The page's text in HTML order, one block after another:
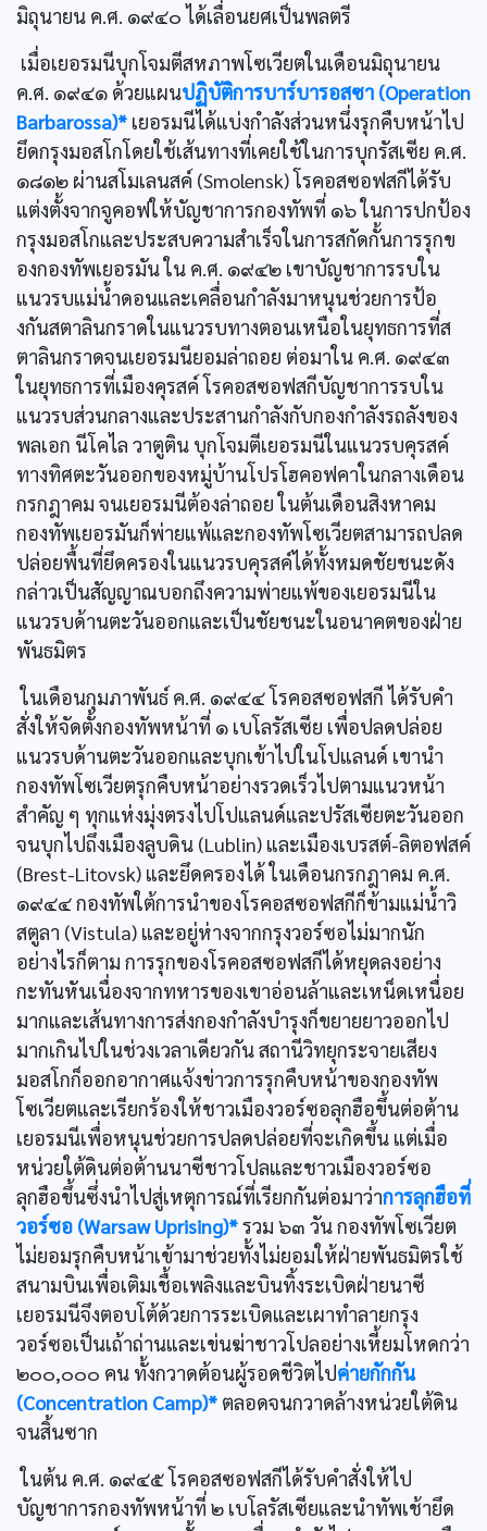
มิถุนายน ค.ศ. ๑๙๔๐ ได้เลื่อนยศเป็นพลตรี
เมื่อเยอรมนีบุกโจมตีสหภาพโซเวียตในเดือนมิถุนายน
ค.ศ. ๑๙๔๑ ด้วยแผนปฏิบัติการบาร์บารอสซา (Operation
Barbarossa)* เยอรมนีได้แบ่งกำลังส่วนหนึ่งรุกคืบหน้าไป
ยึดกรุงมอสโกโดยใช้เส้นทางที่เคยใช้ในการบุกรัสเซีย ค.ศ.
๑๘๑๒ ผ่านสโมเลนสค์ (Smolensk) โรคอสซอฟสกีได้รับ
แต่งตั้งจากจูคอฟให้บัญชาการกองทัพที่ ๑๖ ในการปกป้อง
กรุงมอสโกและประสบความสำเร็จในการสกัดกั้นการรุกข
องกองทัพเยอรมัน ใน ค.ศ. ๑๙๔๒ เขาบัญชาการรบใน
แนวรบแม่นํ้าดอนและเคลื่อนกำลังมาหนุนช่วยการป้อ
งกันสตาลินกราดในแนวรบทางตอนเหนือในยุทธการที่ส
ตาลินกราดจนเยอรมนียอมล่าถอย ต่อมาใน ค.ศ. ๑๙๔๓
ในยุทธการที่เมืองคุรสค์ โรคอสซอฟสกีบัญชาการรบใน
แนวรบส่วนกลางและประสานกำลังกับกองกำลังรถลังของ
พลเอก นีโคไล วาตูติน บุกโจมตีเยอรมนีในแนวรบคุรสค์
ทางทิศตะวันออกของหมู่บ้านโปรโฮคอฟคาในกลางเดือน
กรกฎาคม จนเยอรมนีต้องล่าถอย ในต้นเดือนสิงหาคม
กองทัพเยอรมันก็พ่ายแพ้และกองทัพโซเวียตสามารถปลด
ปล่อยพื้นที่ยึดครองในแนวรบคุรสค์ได้ทั้งหมดชัยชนะดัง
กล่าวเป็นสัญญาณบอกถึงความพ่ายแพ้ของเยอรมนีใน
แนวรบด้านตะวันออกและเป็นชัยชนะในอนาคตของฝ่าย
พันธมิตร
ในเดือนกุมภาพันธ์ ค.ศ. ๑๙๔๔ โรคอสซอฟสกี ได้รับคำ
สั่งให้จัดตั้งกองทัพหน้าที่ ๑ เบโลรัสเซีย เพื่อปลดปล่อย
แนวรบด้านตะวันออกและบุกเข้าไปในโปแลนด์ เขานำ
กองทัพโซเวียตรุกคืบหน้าอย่างรวดเร็วไปตามแนวหน้า
สำคัญ ๆ ทุกแห่งมุ่งตรงไปโปแลนด์และปรัสเซียตะวันออก
จนบุกไปถึงเมืองลูบดิน (Lublin) และเมืองเบรสต์-ลิตอฟสค์
(Brest-Litovsk) และยึดครองได้ ในเดือนกรกฎาคม ค.ศ.
๑๙๔๔ กองทัพใต้การนำของโรคอสซอฟสกีก็ข้ามแม่นํ้าวิ
สตูลา (Vistula) และอยู่ห่างจากกรุงวอร์ซอไม่มากนัก
อย่างไรก็ตาม การรุกของโรคอสซอฟสกีได้หยุดลงอย่าง
กะทันหันเนื่องจากทหารของเขาอ่อนล้าและเหน็ดเหนื่อย
มากและเส้นทางการส่งกองกำลังบำรุงก็ขยายยาวออกไป
มากเกินไปในช่วงเวลาเดียวกัน สถานีวิทยุกระจายเสียง
มอสโกก็ออกอากาศแจ้งข่าวการรุกคืบหน้าของกองทัพ
โซเวียตและเรียกร้องให้ชาวเมืองวอร์ซอลุกฮือขึ้นต่อต้าน
เยอรมนีเพื่อหนุนช่วยการปลดปล่อยที่จะเกิดขึ้น แต่เมื่อ
หน่วยใต้ดินต่อต้านนาซีชาวโปลและชาวเมืองวอร์ซอ
ลุกฮือขึ้นซึ่งนำไปสู่เหตุการณ์ที่เรียกกันต่อมาว่าการลุกฮือที่
วอร์ซอ (Warsaw Uprising)*รวม ๖๓ วัน กองทัพโซเวียต
ไม่ยอมรุกคืบหน้าเข้ามาช่วยทั้งไม่ยอมให้ฝ่ายพันธมิตรใช้
สนามบินเพื่อเติมเชื้อเพลิงและบินทิ้งระเบิดฝ่ายนาซี
เยอรมนีจึงตอบโต้ด้วยการระเบิดและเผาทำลายกรุง
วอร์ซอเป็นเถ้าถ่านและเข่นฆ่าชาวโปลอย่างเหี้ยมโหดกว่า
๒๐๐,๐๐๐ คน ทั้งกวาดต้อนผู้รอดชีวิตไปค่ายกักกัน
(Concentration Camp)* ตลอดจนกวาดล้างหน่วยใต้ดิน
จนสิ้นซาก
ในต้น ค.ศ. ๑๙๔๕ โรคอสซอฟสกีได้รับคำสั่งให้ไป
บัญชาการกองทัพหน้าที่ ๒ เบโลรัสเซียและนำทัพเช้ายึด